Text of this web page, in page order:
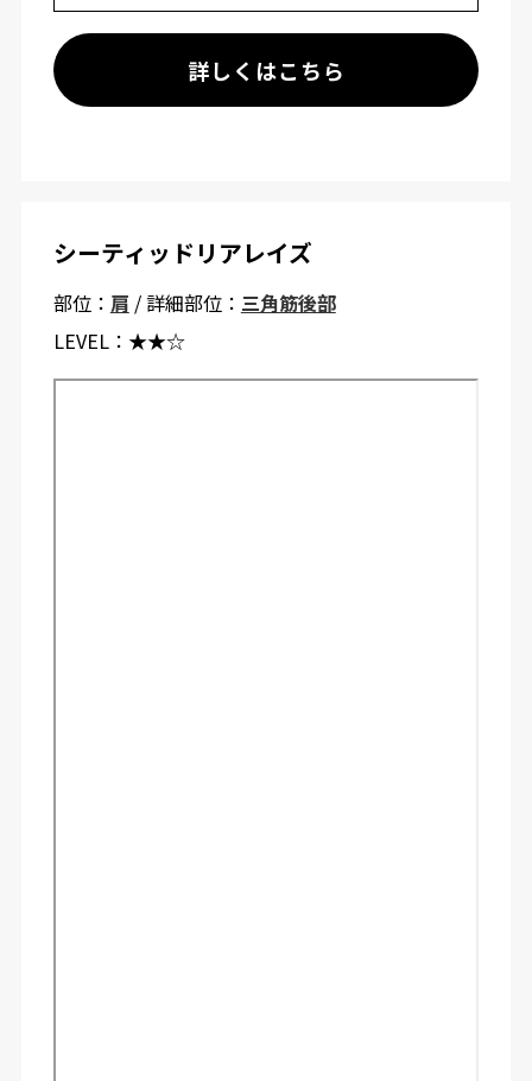
詳しくはこちら
シーティッドリアレイズ
部位： 肩 / 詳細部位： 三角筋後部
LEVEL： ★★☆